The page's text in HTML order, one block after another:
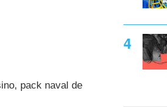
pack naval de